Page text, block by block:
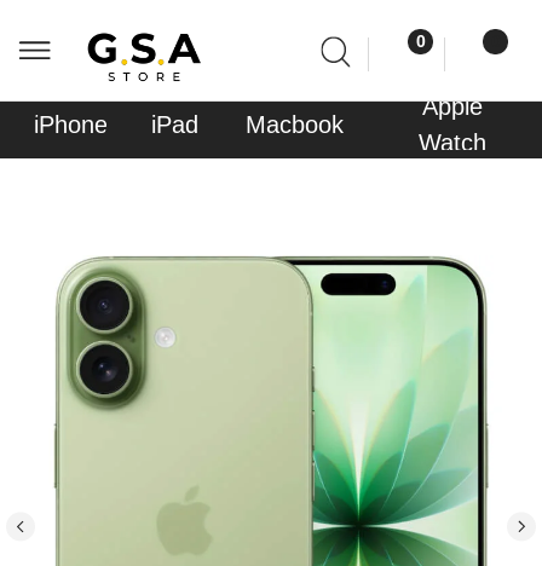
Watch